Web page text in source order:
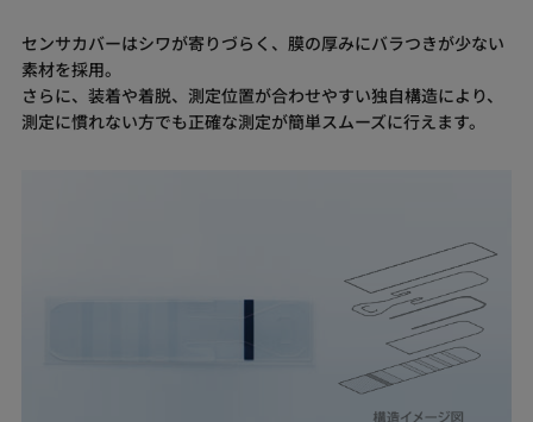
センサカバーはシワが寄りづらく、膜の厚みにバラつきが少ない
素材を採用。
さらに、装着や着脱、測定位置が合わせやすい独自構造により、
測定に慣れない方でも正確な測定が簡単スムーズに行えます。